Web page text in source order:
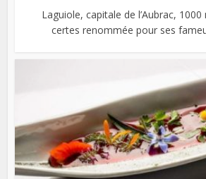
Laguiole, capitale de l’Aubrac, 1000
certes renommée pour ses